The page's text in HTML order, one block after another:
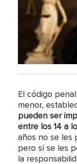
El código
menor,
pueden ser
entre los 14 a
años no se les
pero sí se les
la